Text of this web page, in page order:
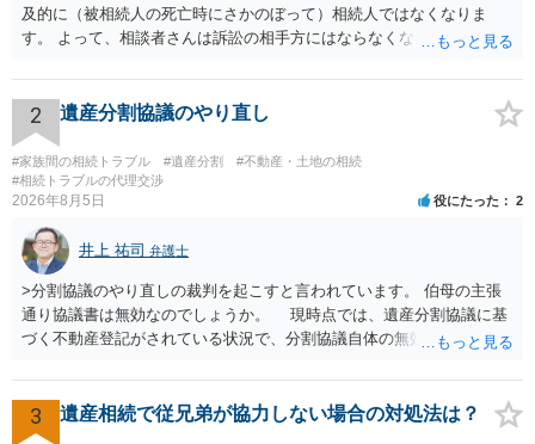
及的に（被相続人の死亡時にさかのぼって）相続人ではなくなりま
す。 よって、相談者さんは訴訟の相手方にはならなくなるので（明け
理証明を家庭裁判所で取得し、コピーを答弁書に添えて裁判所に提出
してください。 質問２について 請求棄却を求める答弁書を提出すれ
ば、第１回期日は出席する必要がありません。その日は差支え（用事
があり出席できない）との記載で十分です。 質問３について 弁護士で
はないので、ｍｉｎｔｓでの提出の必要は無いと思います。郵送（期
限までに届けばよい）で十分です。 詳細は、書面記載の裁判所書記官
にお問い合わせください。 以上、ご参考まで。
2 遺産分割協議のやり直し
#家族間の相続トラブル #遺産分割
#不動産・土地の相続
#相続トラブルの代理交渉
2026年8月5日 役にたった 2
井上 祐司 弁護士
>分割協議のやり直しの裁判を起こすと言われています。 伯母の主張
通り協議書は無効なのでしょうか。 現時点では、遺産分割協議に基
づく不動産登記がされている状況で、分割協議自体の無効を裁判所が
方の訴訟の主張及び立証次第ですが、 ・御祖母様の認知能力に関する
医師の意見書、筆跡鑑定 が提出されればその効力が否定される可能性
はありますが、 ・伯母様自身が分割協議に加わっていること ・御祖母
3 遺産相続で従兄弟が協力しない場合の対処法は？